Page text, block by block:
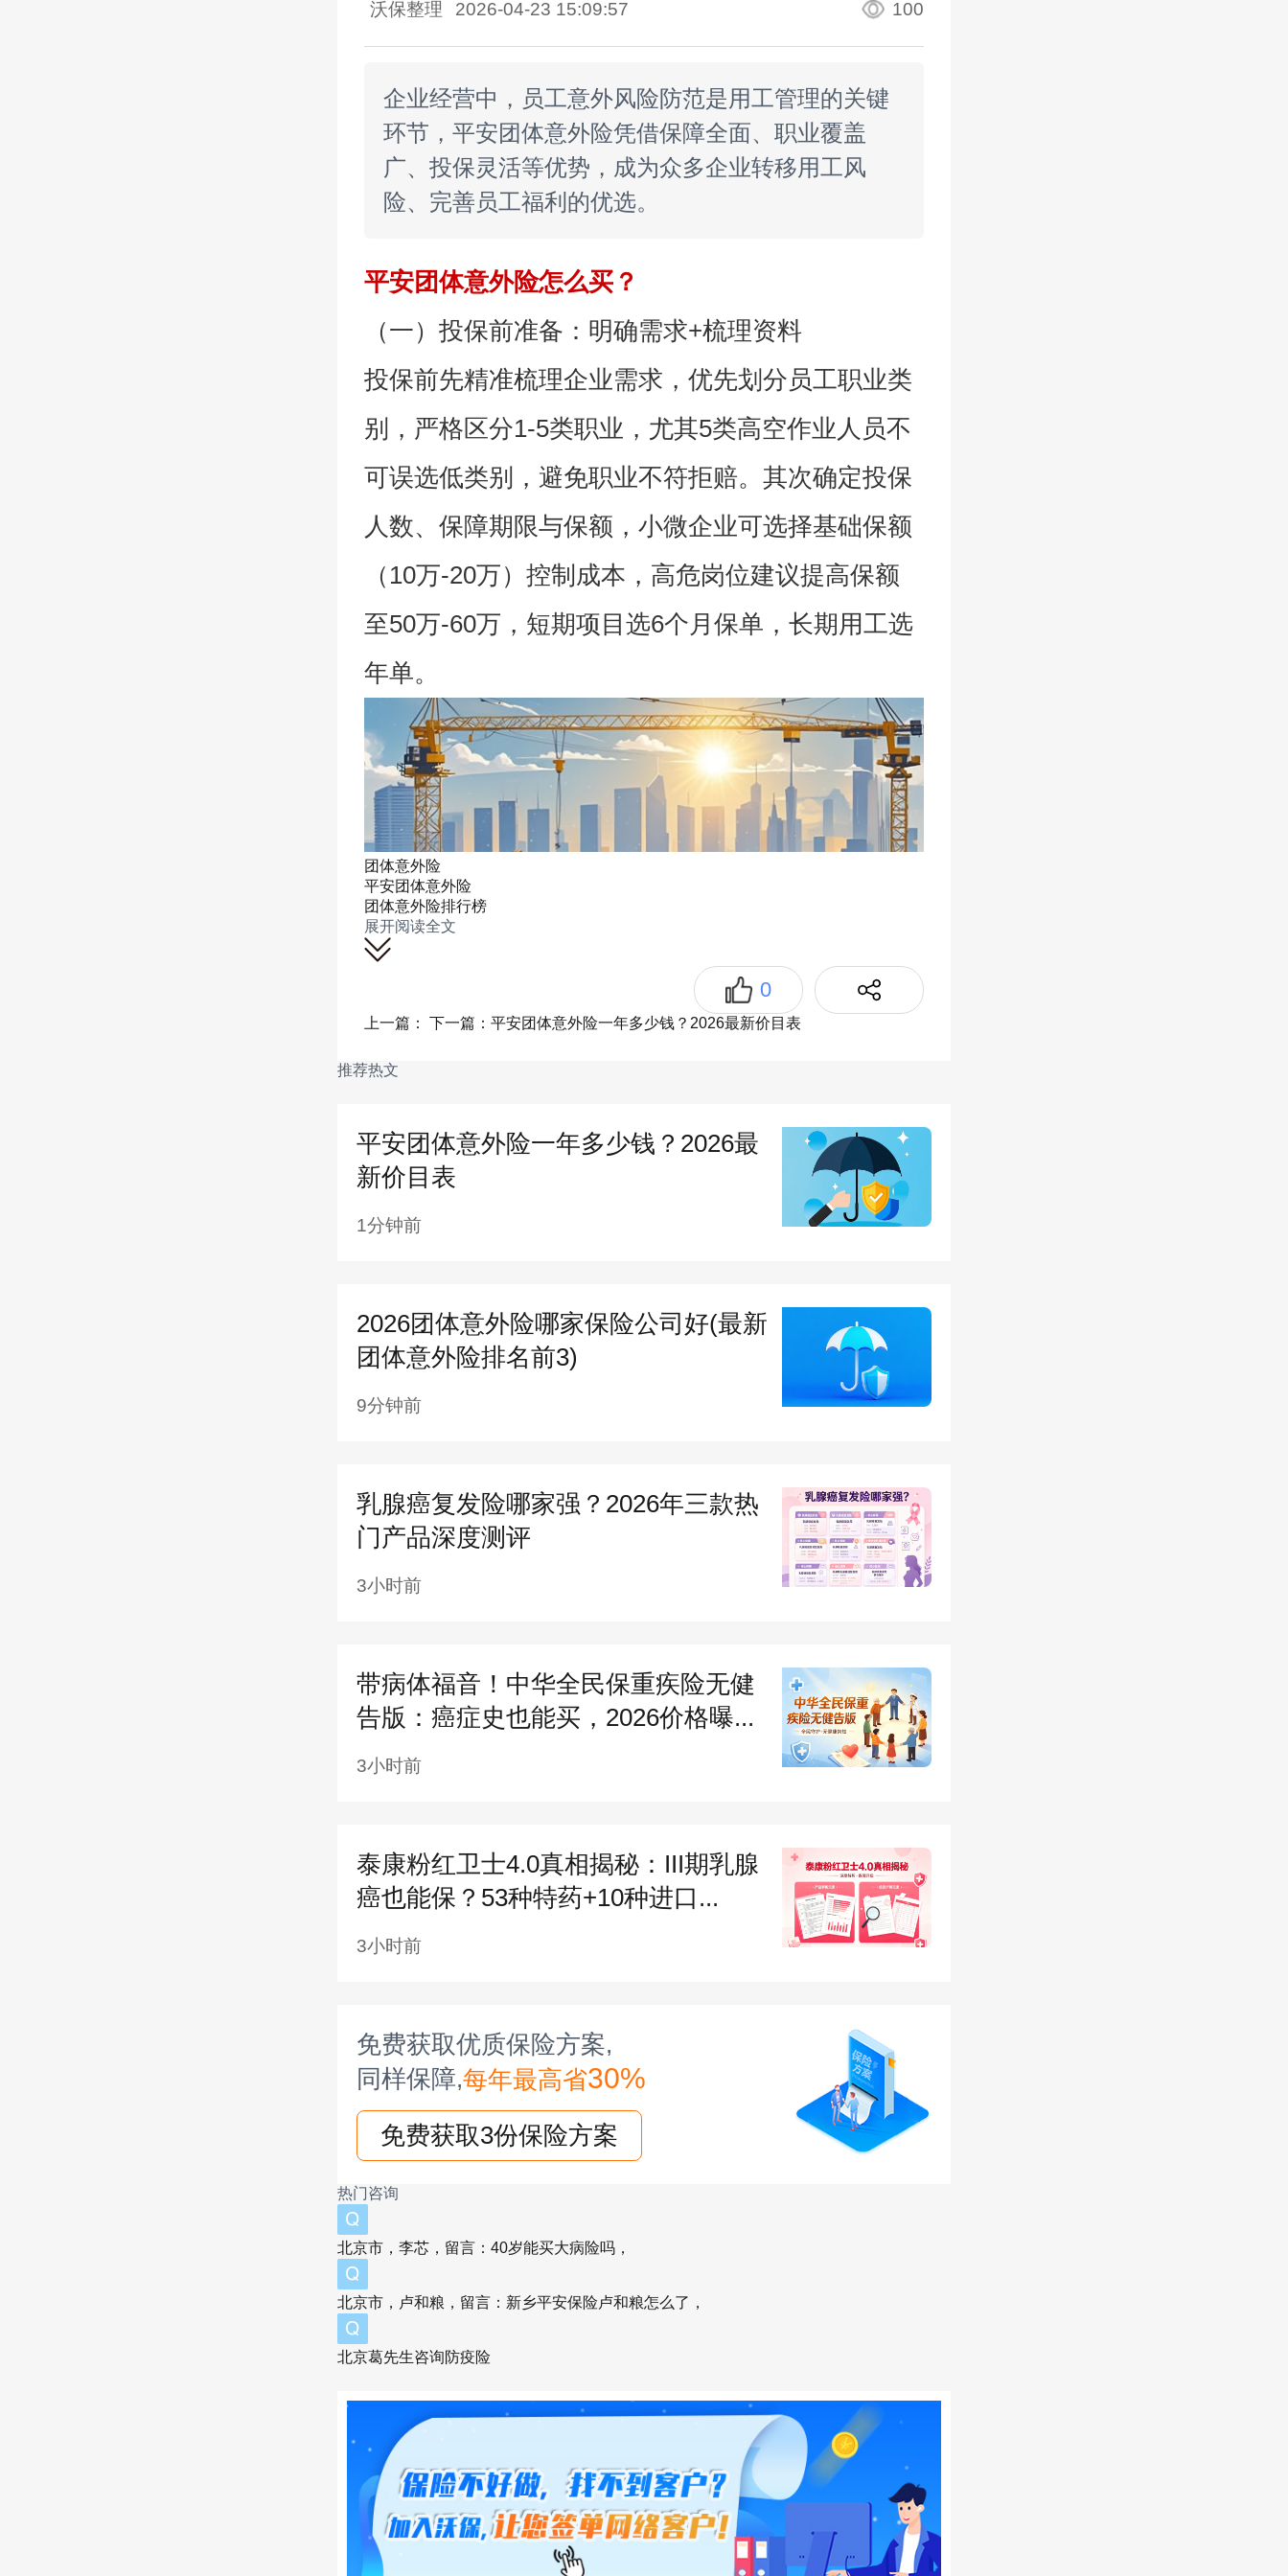
沃保整理 2026-04-23 15:09:57 100
企业经营中，员工意外风险防范是用工管理的关键
环节，平安团体意外险凭借保障全面、职业覆盖
广、投保灵活等优势，成为众多企业转移用工风
险、完善员工福利的优选。
平安团体意外险怎么买？
（一）投保前准备：明确需求+梳理资料
投保前先精准梳理企业需求，优先划分员工职业类
别，严格区分1-5类职业，尤其5类高空作业人员不
可误选低类别，避免职业不符拒赔。其次确定投保
人数、保障期限与保额，小微企业可选择基础保额
（10万-20万）控制成本，高危岗位建议提高保额
至50万-60万，短期项目选6个月保单，长期用工选
年单。
公章）、员工名单（含姓名、身份证号、年龄、职
业类别）、经办人身份证信息，线上投保可上传电
效。
（二）投保渠道选择：线上高效+线下定制
平安团体意外险投保渠道多样，企业可根据自身需
平安保险商城官网、平安金管家APP、官方微信小
程序办理，全程线上操作，资料上传后快速审核，
电子保单即时生效，适合小微企业与熟悉线上操作
400-920-6708，电话咨询并预约线上投保，客服全
联系平安线下网点、专属保险代理人或经纪人，提
供一对一服务，根据企业行业、用工特点定制保障
方案，协助完成资料提交、审核、承保全流程，后
（三）投保中关键注意事项：规避理赔隐患
投保时需重点把控细节，避免后续理赔纠纷。如实
申报职业类别是重中之重，5类高空作业人员必须
按5类投保，1-4类职业若涉及2米以上高空作业，
也需按5类投保，未如实申报将直接导致拒赔。
仔细研读保险条款，重点关注保障责任、免责条
险公司不予理赔。同时确认批改规则，明确人员增
减、替换的操作流程与时效，确保用工变动时保障
无缝衔接。
团体意外险
平安团体意外险
团体意外险排行榜
展开阅读全文
0
上一篇： 下一篇：平安团体意外险一年多少钱？2026最新价目表
推荐热文
平安团体意外险一年多少钱？2026最
新价目表
1分钟前
2026团体意外险哪家保险公司好(最新
团体意外险排名前3)
9分钟前
乳腺癌复发险哪家强？2026年三款热
门产品深度测评
3小时前
带病体福音！中华全民保重疾险无健
告版：癌症史也能买，2026价格曝...
3小时前
泰康粉红卫士4.0真相揭秘：III期乳腺
癌也能保？53种特药+10种进口...
3小时前
免费获取优质保险方案,
同样保障,每年最高省30%
免费获取3份保险方案
热门咨询
北京市，李芯，留言：40岁能买大病险吗，
北京市，卢和粮，留言：新乡平安保险卢和粮怎么了，
北京葛先生咨询防疫险